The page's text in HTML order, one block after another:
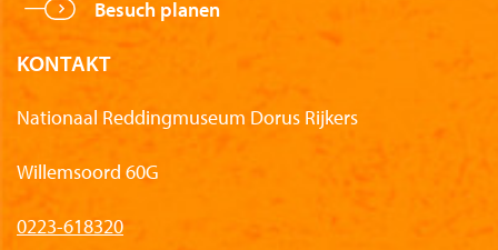
Besuch planen
KONTAKT
Nationaal Reddingmuseum Dorus Rijkers
Willemsoord 60G
0223-618320